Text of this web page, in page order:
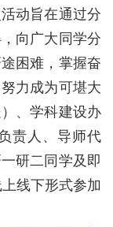
动旨在通过分
向广大同学分
困难，掌握奋
力成为可堪大
、学科建设办
责人、导师代
研二同学及即
线下形式参加